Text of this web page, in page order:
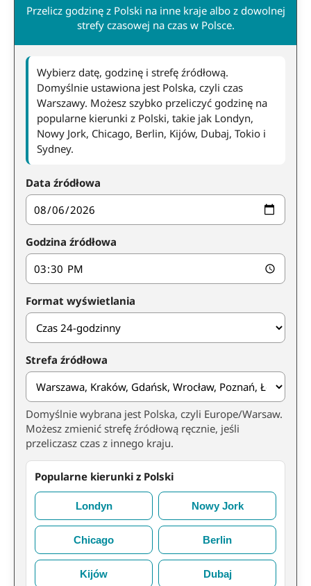
Przelicz godzinę z Polski na inne kraje albo z dowolnej
strefy czasowej na czas w Polsce.
Wybierz datę, godzinę i strefę źródłową.
Domyślnie ustawiona jest Polska, czyli czas
Warszawy. Możesz szybko przeliczyć godzinę na
popularne kierunki z Polski, takie jak Londyn,
Nowy Jork, Chicago, Berlin, Kijów, Dubaj, Tokio i
Sydney.
Data źródłowa
Godzina źródłowa
Format wyświetlania
Strefa źródłowa
Domyślnie wybrana jest Polska, czyli Europe/Warsaw.
Możesz zmienić strefę źródłową ręcznie, jeśli
przeliczasz czas z innego kraju.
Popularne kierunki z Polski
Londyn Nowy Jork
Chicago Berlin
Kijów Dubaj